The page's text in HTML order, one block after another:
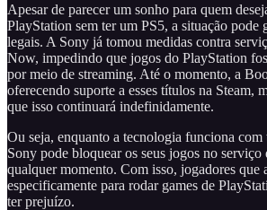
Apesar de parecer um sonho para quem
PlayStation sem ter um PS5, a situação pode
legais. A Sony já tomou medidas contra
Now, impedindo que jogos do PlayStation
por meio de streaming. Até o momento, a
oferecendo suporte a esses títulos na Steam,
que isso continuará indefinidamente.
Ou seja, enquanto a tecnologia funciona
Sony pode bloquear os seus jogos no serviço
qualquer momento. Com isso, jogadores que
especificamente para rodar games de
ter prejuízo.